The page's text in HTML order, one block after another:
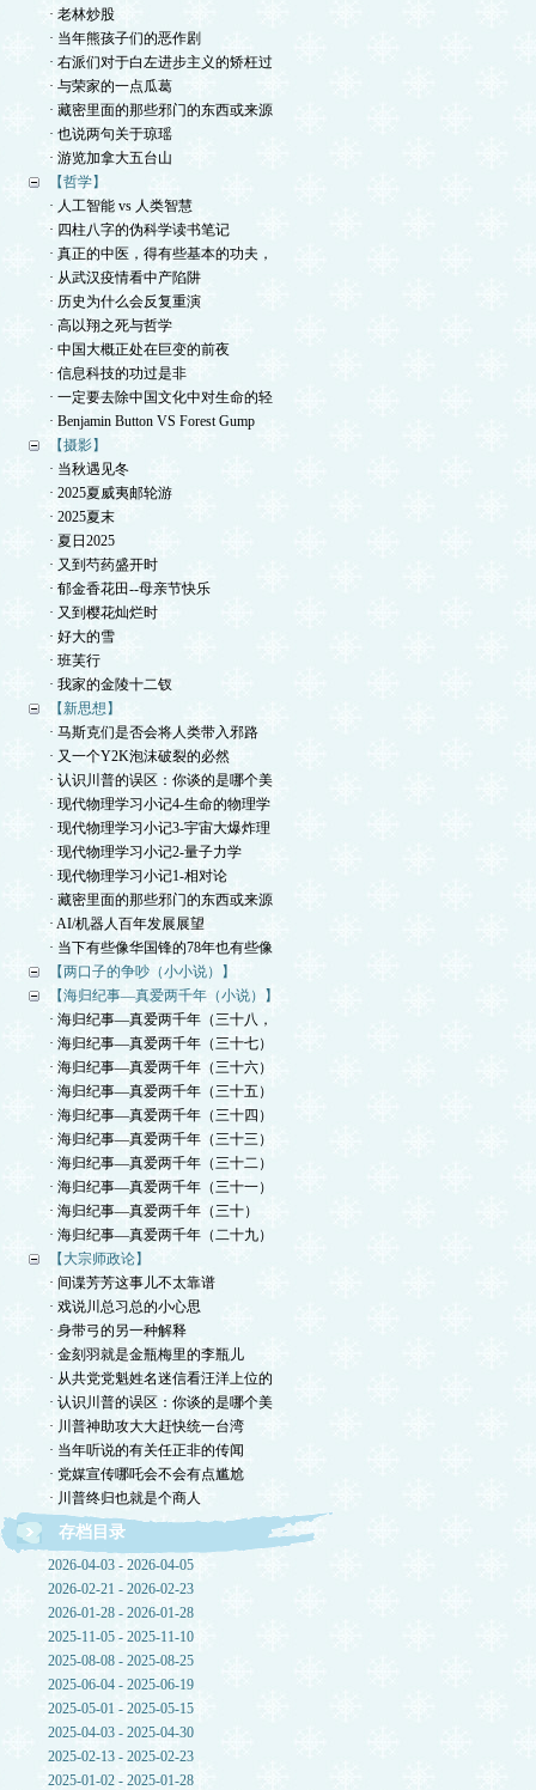
· 老林炒股
· 当年熊孩子们的恶作剧
· 右派们对于白左进步主义的矫枉过
· 与荣家的一点瓜葛
· 藏密里面的那些邪门的东西或来源
· 也说两句关于琼瑶
· 游览加拿大五台山
【哲学】
· 人工智能 vs 人类智慧
· 四柱八字的伪科学读书笔记
· 真正的中医，得有些基本的功夫，
· 从武汉疫情看中产陷阱
· 历史为什么会反复重演
· 高以翔之死与哲学
· 中国大概正处在巨变的前夜
· 信息科技的功过是非
· 一定要去除中国文化中对生命的轻
· Benjamin Button VS Forest Gump
【摄影】
· 当秋遇见冬
· 2025夏威夷邮轮游
· 2025夏末
· 夏日2025
· 又到芍药盛开时
· 郁金香花田--母亲节快乐
· 又到樱花灿烂时
· 好大的雪
· 班芙行
· 我家的金陵十二钗
【新思想】
· 马斯克们是否会将人类带入邪路
· 又一个Y2K泡沫破裂的必然
· 认识川普的误区：你谈的是哪个美
· 现代物理学习小记4-生命的物理学
· 现代物理学习小记3-宇宙大爆炸理
· 现代物理学习小记2-量子力学
· 现代物理学习小记1-相对论
· 藏密里面的那些邪门的东西或来源
· AI/机器人百年发展展望
· 当下有些像华国锋的78年也有些像
【两口子的争吵（小小说）】
【海归纪事—真爱两千年（小说）】
· 海归纪事—真爱两千年（三十八，
· 海归纪事—真爱两千年（三十七）
· 海归纪事—真爱两千年（三十六）
· 海归纪事—真爱两千年（三十五）
· 海归纪事—真爱两千年（三十四）
· 海归纪事—真爱两千年（三十三）
· 海归纪事—真爱两千年（三十二）
· 海归纪事—真爱两千年（三十一）
· 海归纪事—真爱两千年（三十）
· 海归纪事—真爱两千年（二十九）
【大宗师政论】
· 间谍芳芳这事儿不太靠谱
· 戏说川总习总的小心思
· 身带弓的另一种解释
· 金刻羽就是金瓶梅里的李瓶儿
· 从共党党魁姓名迷信看汪洋上位的
· 认识川普的误区：你谈的是哪个美
· 川普神助攻大大赶快统一台湾
· 当年听说的有关任正非的传闻
· 党媒宣传哪吒会不会有点尴尬
· 川普终归也就是个商人
存档目录
2026-04-03 - 2026-04-05
2026-02-21 - 2026-02-23
2026-01-28 - 2026-01-28
2025-11-05 - 2025-11-10
2025-08-08 - 2025-08-25
2025-06-04 - 2025-06-19
2025-05-01 - 2025-05-15
2025-04-03 - 2025-04-30
2025-02-13 - 2025-02-23
2025-01-02 - 2025-01-28